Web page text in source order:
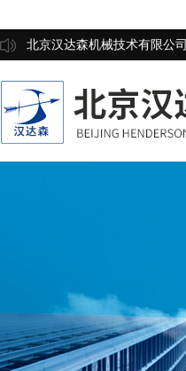
北京汉达森机械技术有限公司